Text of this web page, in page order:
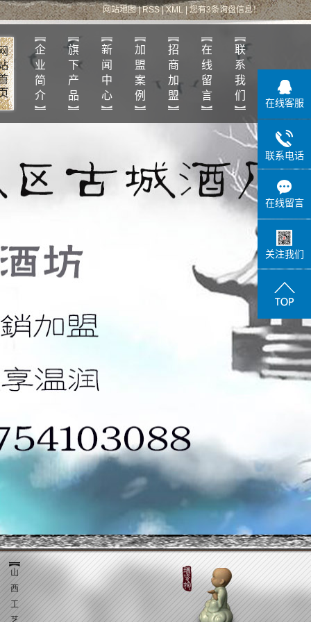
网站地图|RSS|XML |您有3条询盘信息！
企
业
简
介
旗
下
产
品
新
闻
中
心
加
盟
案
例
招
商
加
盟
在
线
留
言
联
系
我
们
山
西
工
在线客服
联系电话
在线留言
关注我们